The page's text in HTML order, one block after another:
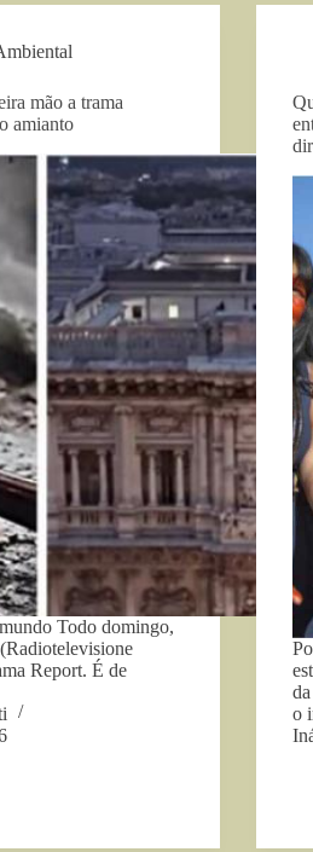
mão a trama
amianto
Todo domingo,
Report. É de
o